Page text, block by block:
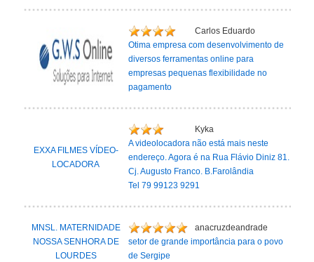
Carlos Eduardo
Otima empresa com desenvolvimento de
diversos ferramentas online para
empresas pequenas flexibilidade no
pagamento
EXXA FILMES VÍDEO-
LOCADORA
Kyka
A videolocadora não está mais neste
endereço. Agora é na Rua Flávio Diniz 81.
Cj. Augusto Franco. B.Farolândia
Tel 79 99123 9291
MNSL. MATERNIDADE
NOSSA SENHORA DE
LOURDES
anacruzdeandrade
setor de grande importância para o povo
de Sergipe